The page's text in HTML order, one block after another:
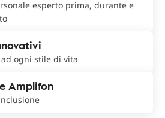
esperto prima, durante e
ogni stile di vita
Amplifon